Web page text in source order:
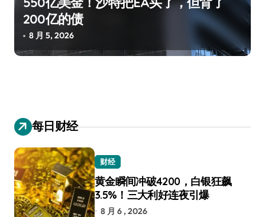
200亿的债
8 月 5, 2026
每日财经
财经
黄金瞬间冲破4200，白银狂飙
3.5%！三大利好连夜引爆
8 月 6 , 2026